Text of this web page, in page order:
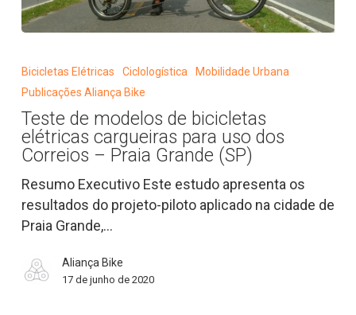
bicicletas
elétricas
cargueiras
para
uso
dos
–
Bicicletas Elétricas Ciclologística
Mobilidade Urbana
Publicações Aliança Bike
Teste de modelos de bicicletas
elétricas cargueiras para uso dos
Correios – Praia Grande (SP)
Resumo Executivo Este estudo apresenta os
resultados do projeto-piloto aplicado na cidade de
Praia Grande,…
Aliança Bike
17 de junho de 2020